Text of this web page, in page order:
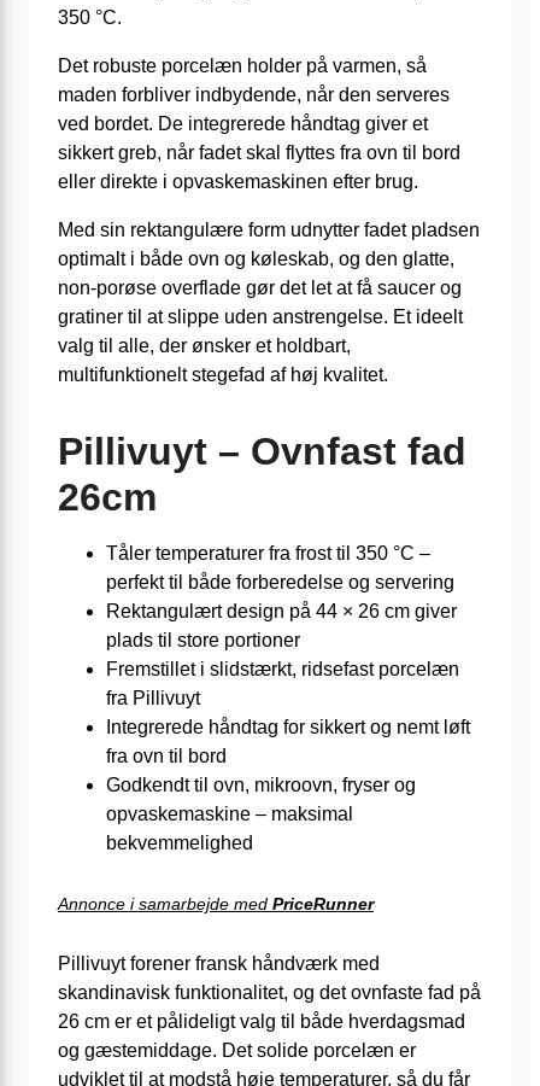
350 °C.
Det robuste porcelæn holder på varmen, så
maden forbliver indbydende, når den serveres
ved bordet. De integrerede håndtag giver et
sikkert greb, når fadet skal flyttes fra ovn til bord
eller direkte i opvaskemaskinen efter brug.
Med sin rektangulære form udnytter fadet pladsen
optimalt i både ovn og køleskab, og den glatte,
non-porøse overflade gør det let at få saucer og
gratiner til at slippe uden anstrengelse. Et ideelt
valg til alle, der ønsker et holdbart,
multifunktionelt stegefad af høj kvalitet.
Pillivuyt – Ovnfast fad
26cm
Tåler temperaturer fra frost til 350 °C –
perfekt til både forberedelse og servering
Rektangulært design på 44 × 26 cm giver
plads til store portioner
Fremstillet i slidstærkt, ridsefast porcelæn
fra Pillivuyt
Integrerede håndtag for sikkert og nemt løft
fra ovn til bord
Godkendt til ovn, mikroovn, fryser og
opvaskemaskine – maksimal
bekvemmelighed
Annonce i samarbejde med PriceRunner
Pillivuyt forener fransk håndværk med
skandinavisk funktionalitet, og det ovnfaste fad på
26 cm er et pålideligt valg til både hverdagsmad
og gæstemiddage. Det solide porcelæn er
udviklet til at modstå høje temperaturer, så du får